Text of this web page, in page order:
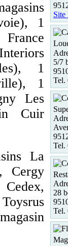
1
1
1
Les
Cuir
La
Cergy
Site
5/7
Tel.
Tel.
28
Tel.